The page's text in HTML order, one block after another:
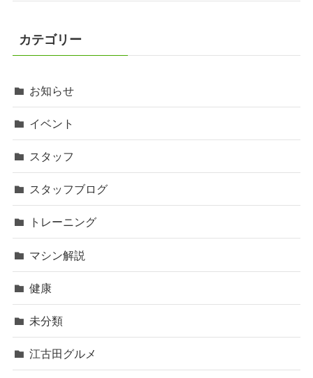
カテゴリー
お知らせ
イベント
スタッフ
スタッフブログ
トレーニング
マシン解説
健康
未分類
江古田グルメ